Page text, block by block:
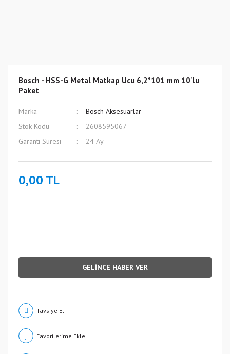
Bosch - HSS-G Metal Matkap Ucu 6,2*101 mm 10'lu
Paket
Marka
Bosch Aksesuarlar
Stok Kodu
2608595067
Garanti Süresi
24 Ay
0,00 TL
GELİNCE HABER VER
Tavsiye Et